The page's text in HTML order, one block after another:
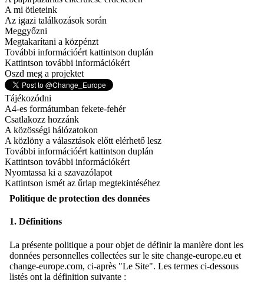
A mi ötleteink
Az igazi találkozások során
Meggyőzni
Megtakarítani a közpénzt
További információért kattintson duplán
Kattintson további információkért
Oszd meg a projektet
Tájékozódni
A4-es formátumban fekete-fehér
Csatlakozz hozzánk
A közösségi hálózatokon
A közlöny a választások előtt elérhető lesz
További információért kattintson duplán
Kattintson további információkért
Nyomtassa ki a szavazólapot
Kattintson ismét az űrlap megtekintéséhez